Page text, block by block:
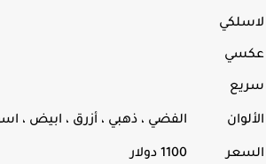
الفضي ، ذهبي ،أزرق ، ابيض ، اسود
1100 دولار